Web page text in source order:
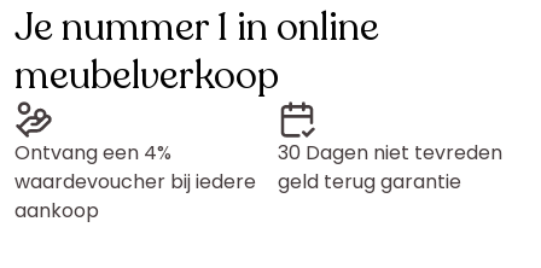
Je nummer 1 in online
meubelverkoop
Ontvang een 4%
waardevoucher bij iedere
aankoop
30 Dagen niet tevreden
geld terug garantie